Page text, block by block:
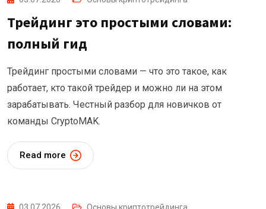
Трейдинг это простыми словами:
полный гид
Трейдинг простыми словами — что это такое, как
работает, кто такой трейдер и можно ли на этом
зарабатывать. Честный разбор для новичков от
команды CryptoMAK.
Read more